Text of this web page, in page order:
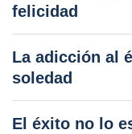
felicidad
La adicción al
soledad
El éxito no lo